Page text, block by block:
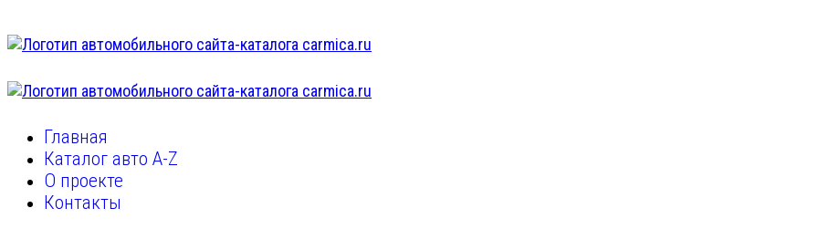
Главная
Каталог авто A-Z
О проекте
Контакты